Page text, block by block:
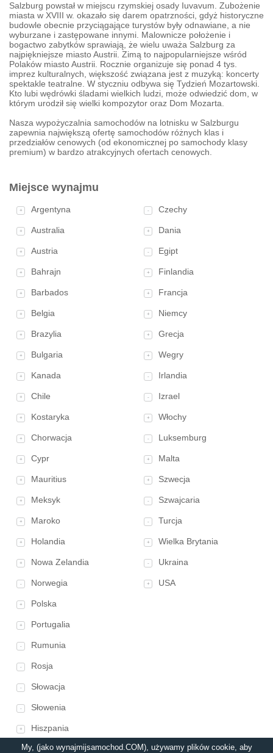
Salzburg powstał w miejscu rzymskiej osady Iuvavum. Zubożenie
miasta w XVIII w. okazało się darem opatrzności, gdyż historyczne
budowle obecnie przyciągające turystów były odnawiane, a nie
wyburzane i zastępowane innymi. Malownicze położenie i
bogactwo zabytków sprawiają, że wielu uważa Salzburg za
najpiękniejsze miasto Austrii. Zimą to najpopularniejsze wśród
Polaków miasto Austrii. Rocznie organizuje się ponad 4 tys.
imprez kulturalnych, większość związana jest z muzyką: koncerty
spektakle teatralne. W styczniu odbywa się Tydzień Mozartowski.
Kto lubi wędrówki śladami wielkich ludzi, może odwiedzić dom, w
którym urodził się wielki kompozytor oraz Dom Mozarta.
Nasza wypożyczalnia samochodów na lotnisku w Salzburgu
zapewnia największą ofertę samochodów różnych klas i
przedziałów cenowych (od ekonomicznej po samochody klasy
premium) w bardzo atrakcyjnych ofertach cenowych.
Miejsce wynajmu
+ Argentyna
+ Australia
+ Austria
+ Bahrajn
+ Barbados
+ Belgia
+ Brazylia
+ Bulgaria
+ Kanada
+ Chile
+ Kostaryka
+ Chorwacja
+ Cypr
- Czechy
+ Dania
- Egipt
+ Finlandia
+ Francja
+ Niemcy
+ Grecja
+ Wegry
- Irlandia
- Izrael
+ Włochy
- Luksemburg
+ Malta
+ Mauritius
+ Meksyk
+ Maroko
+ Holandia
+ Nowa Zelandia
- Norwegia
+ Polska
+ Portugalia
- Rumunia
- Rosja
- Słowacja
- Słowenia
+ Hiszpania
+ Szwecja
- Szwajcaria
- Turcja
+ Wielka Brytania
- Ukraina
+ USA
My, (jako wynajmijsamochod.COM), używamy plików cookie, aby